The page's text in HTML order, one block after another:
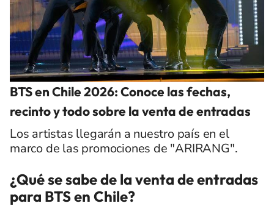
BTS en Chile 2026: Conoce las fechas,
recinto y todo sobre la venta de entradas
Los artistas llegarán a nuestro país en el
marco de las promociones de "ARIRANG".
¿Qué se sabe de la venta de entradas
para BTS en Chile?